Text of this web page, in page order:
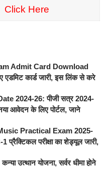
Click Here
Admit Card Download
एडमिट कार्ड जारी, इस लिंक से करे
2024-26: पीजी सत्र 2024-
आवेदन के लिए पोर्टल, जाने
Practical Exam 2025-
परीक्षा का शेड्यूल जारी,
उत्थान योजना, सर्वर धीमा होने